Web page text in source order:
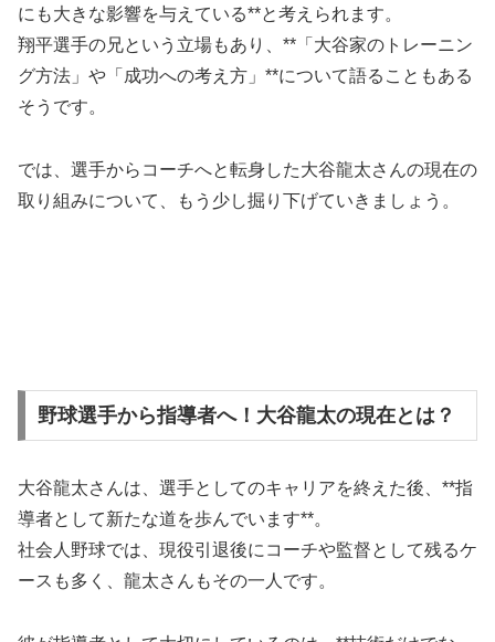
にも大きな影響を与えている**と考えられます。
翔平選手の兄という立場もあり、**「大谷家のトレーニン
グ方法」や「成功への考え方」**について語ることもある
そうです。
では、選手からコーチへと転身した大谷龍太さんの現在の
取り組みについて、もう少し掘り下げていきましょう。
野球選手から指導者へ！大谷龍太の現在とは？
大谷龍太さんは、選手としてのキャリアを終えた後、**指
導者として新たな道を歩んでいます**。
社会人野球では、現役引退後にコーチや監督として残るケ
ースも多く、龍太さんもその一人です。